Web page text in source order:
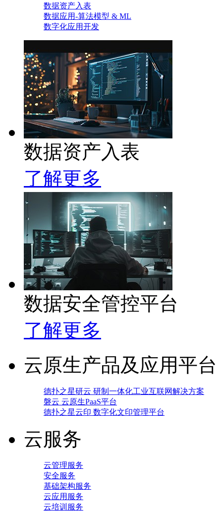
数据资产入表
数据应用-算法模型 & ML
数字化应用开发
数据资产入表
了解更多
数据安全管控平台
了解更多
云原生产品及应用平台
德扑之星研云 研制一体化工业互联网解决方案
磐云 云原生PaaS平台
德扑之星云印 数字化文印管理平台
云服务
云管理服务
安全服务
基础架构服务
云应用服务
云培训服务